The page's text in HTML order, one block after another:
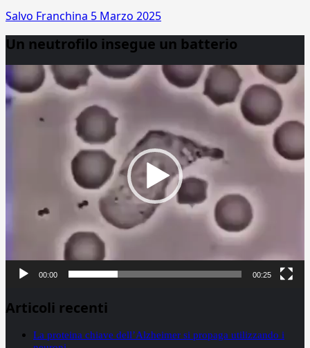
Salvo Franchina 5 Marzo 2025
Un neutrofilo insegue un batterio
Player
00:00 00:25
Articoli recenti
La proteina chiave dell’Alzheimer si propaga utilizzando i